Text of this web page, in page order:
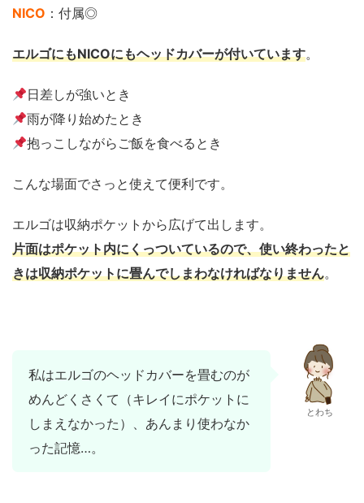
NICO ：付属◎
エルゴにもNICOにもヘッドカバーが付いています。
日差しが強いとき
雨が降り始めたとき
抱っこしながらご飯を食べるとき
こんな場面でさっと使えて便利です。
エルゴは収納ポケットから広げて出します。
片面はポケット内にくっついているので、使い終わったと
きは収納ポケットに畳んでしまわなければなりません。
私はエルゴのヘッドカバーを畳むのが
めんどくさくて（キレイにポケットに
しまえなかった）、あんまり使わなか
った記憶…。
とわち